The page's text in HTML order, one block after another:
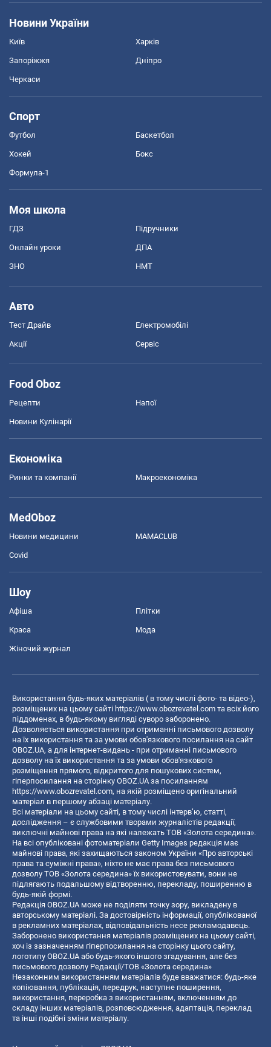
Новини України
Київ Харків
Запоріжжя Дніпро
Черкаси
Спорт
Футбол Баскетбол
Хокей Бокс
Формула-1
Моя школа
ГДЗ Підручники
Онлайн уроки ДПА
ЗНО НМТ
Авто
Тест Драйв Електромобілі
Акції Сервіс
Food Oboz
Рецепти Напої
Новини Кулінарії
Економіка
Ринки та компанії Макроекономіка
MedOboz
Новини медицини MAMACLUB
Covid
Шоу
Афіша Плітки
Краса Мода
Жіночий журнал
Використання будь-яких матеріалів ( в тому числі фото- та відео-),
розміщених на цьому сайті https://www.obozrevatel.com та всіх його
піддоменах, в будь-якому вигляді суворо заборонено.
Дозволяється використання при отриманні письмового дозволу
на їх використання та за умови обов'язкового посилання на сайт
OBOZ.UA, а для інтернет-видань - при отриманні письмового
дозволу на їх використання та за умови обов'язкового
розміщення прямого, відкритого для пошукових систем,
гіперпосилання на сторінку OBOZ.UA за посиланням
https://www.obozrevatel.com, на якій розміщено оригінальний
матеріал в першому абзаці матеріалу.
Всі матеріали на цьому сайті, в тому числі інтерв’ю, статті,
дослідження – є службовими творами журналістів редакції,
виключні майнові права на які належать ТОВ «Золота середина».
На всі опубліковані фотоматеріали Getty Images редакція має
майнові права, які захищаються законом України «Про авторські
права та суміжні права», ніхто не має права без письмового
дозволу ТОВ «Золота середина» їх використовувати, вони не
підлягають подальшому відтворенню, перекладу, поширенню в
будь-якій формі.
Редакція OBOZ.UA може не поділяти точку зору, викладену в
авторському матеріалі. За достовірність інформації, опублікованої
в рекламних матеріалах, відповідальність несе рекламодавець.
Заборонено використання матеріалів розміщених на цьому сайті,
хоч із зазначенням гіперпосилання на сторінку цього сайту,
логотипу OBOZ.UA або будь-якого іншого згадування, але без
письмового дозволу Редакції/ТОВ «Золота середина»
Незаконним використанням матеріалів буде вважатися: будь-яке
копiювання, публiкацiя, передрук, наступне поширення,
використання, переробка з використанням, включенням до
складу інших матеріалів, розповсюдження, адаптація, переклад
та інші подібні зміни матеріалу.